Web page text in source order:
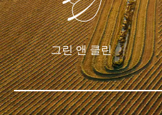
그린 앤 클린